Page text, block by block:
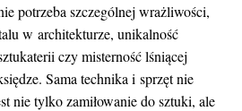
potrzeba szczególnej wrażliwości,
w architekturze, unikalność
czy misterność lśniącej
Sama technika i sprzęt nie
nie tylko zamiłowanie do sztuki, ale